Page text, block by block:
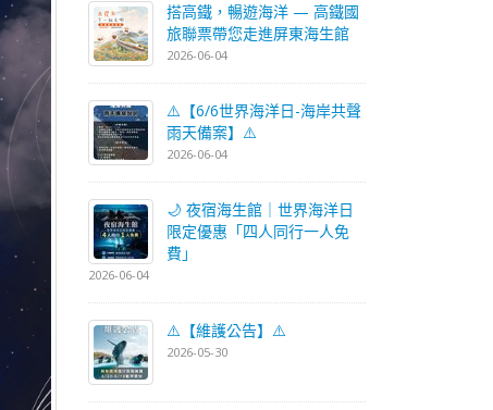
搭高鐵，暢遊海洋 — 高鐵國
旅聯票帶您走進屏東海生館
2026-06-04
⚠️【6/6世界海洋日-海岸共聲
雨天備案】⚠️
2026-06-04
🌙 夜宿海生館｜世界海洋日
限定優惠「四人同行一人免
費」
2026-06-04
⚠️【維護公告】⚠️
2026-05-30